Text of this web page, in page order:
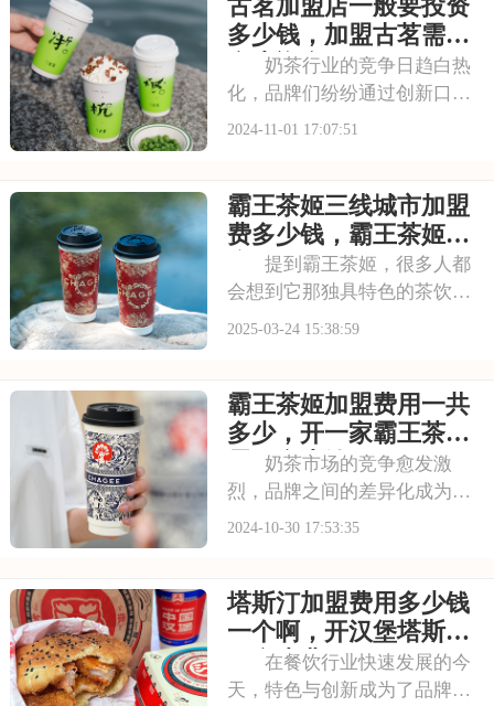
脱颖而出。品牌强调茶饮的文
化内涵，每一款饮品都承载着
故事与情感。加盟古
古茗加盟店一般要投资
多少钱，加盟古茗需要
多少资金
奶茶行业的竞争日趋白热
化，品牌们纷纷通过创新口味
和提升服务质量来争夺市场份
和品质。古茗，凭借其健康理
念和高品质的产品，成功吸引
了众多消费者的目光
2024-11-01 17:07:51
霸王茶姬三线城市加盟
费多少钱，霸王茶姬开
店需要什么条件
提到霸王茶姬，很多人都
会想到它那独具特色的茶饮和
温馨舒适的店面环境。作为茶
展前景。如果你也想加入这个
大家庭，那么先来了解一下加
盟费用吧！以下是霸
2025-03-24 15:38:59
霸王茶姬加盟费用一共
多少，开一家霸王茶姬
需要多少钱
奶茶市场的竞争愈发激
烈，品牌之间的差异化成为关
键。消费者对品质和口感的追
姬，以其独特的宫廷风格和精
湛的制茶工艺，吸引了大量忠
实粉丝，加盟前景看好
2024-10-30 17:53:35
塔斯汀加盟费用多少钱
一个啊，开汉堡塔斯汀
要多少费用
在餐饮行业快速发展的今
天，特色与创新成为了品牌立